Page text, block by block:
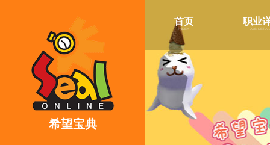
希望宝典
首页
index
职业
job